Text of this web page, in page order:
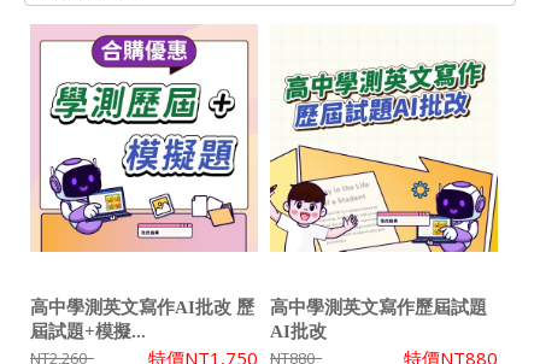
高中學測英文寫作AI批改 歷
屆試題+模擬...
NT2,260 特價NT1,750
高中學測英文寫作歷屆試題
AI批改
NT880 特價NT880